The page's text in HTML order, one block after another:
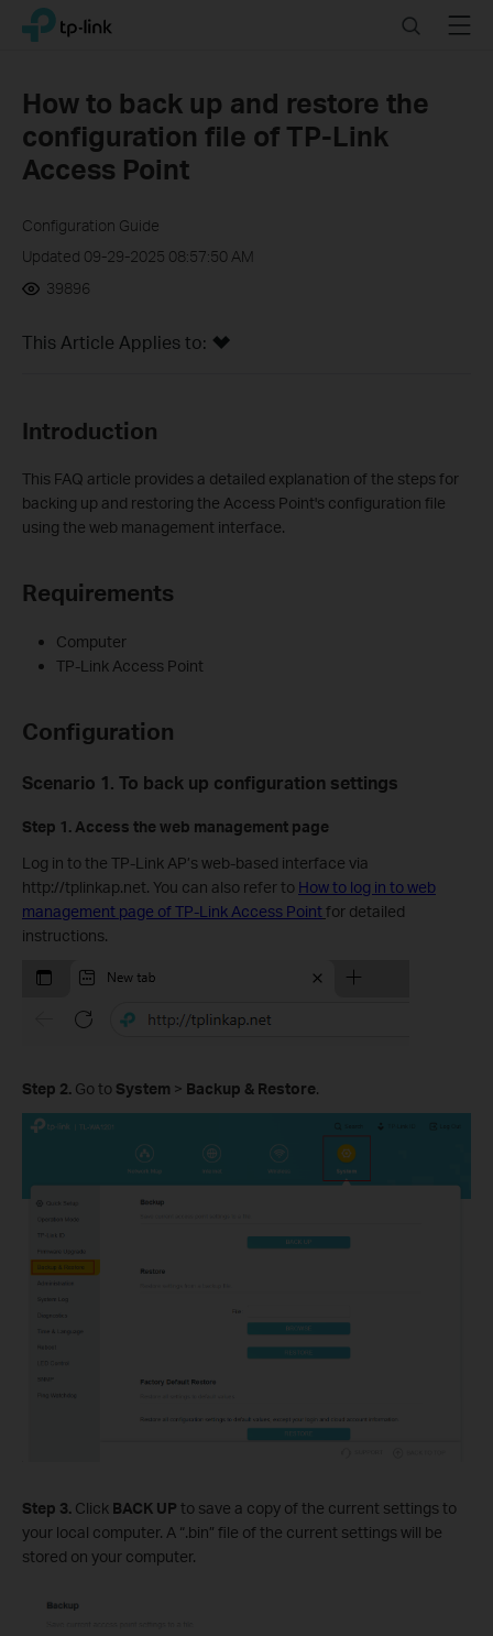
Click
navigation
TP-Link, Reliably Smart SearchMenu
How to back up and restore the
configuration file of TP-Link
Access Point
Configuration Guide
Updated 09-29-2025 08:57:50 AM
39896
This Article Applies to:
Introduction
This FAQ article provides a detailed explanation of the steps for
backing up and restoring the Access Point's configuration file
using the web management interface.
Requirements
Computer
TP-Link Access Point
Configuration
Scenario 1. To back up configuration settings
Step 1. Access the web management page
Log in to the TP-Link AP’s web-based interface via
http://tplinkap.net. You can also refer to How to log in to web
management page of TP-Link Access Point for detailed
instructions.
Step 2. Go to System > Backup & Restore.
Step 3. Click BACK UP to save a copy of the current settings to
your local computer. A “.bin” file of the current settings will be
stored on your computer.